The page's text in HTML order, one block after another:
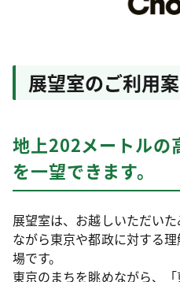
展望室のご利用
地上202メートルの
を一望できます。
展望室は、お越しいただい
ながら東京や都政に対する
場です。
東京のまちを眺めながら、